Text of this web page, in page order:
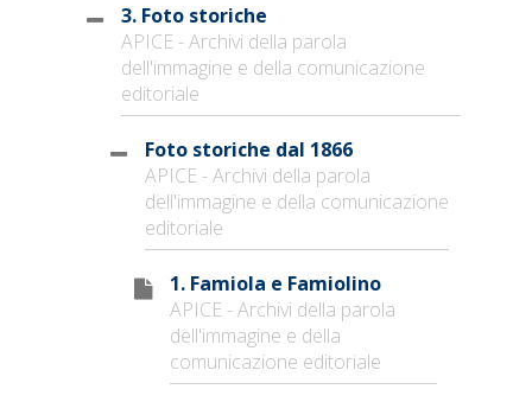
3. Foto storiche
APICE - Archivi della parola
dell'immagine e della comunicazione
editoriale
Foto storiche dal 1866
APICE - Archivi della parola
dell'immagine e della comunicazione
editoriale
1. Famiola e Famiolino
APICE - Archivi della parola
dell'immagine e della
comunicazione editoriale